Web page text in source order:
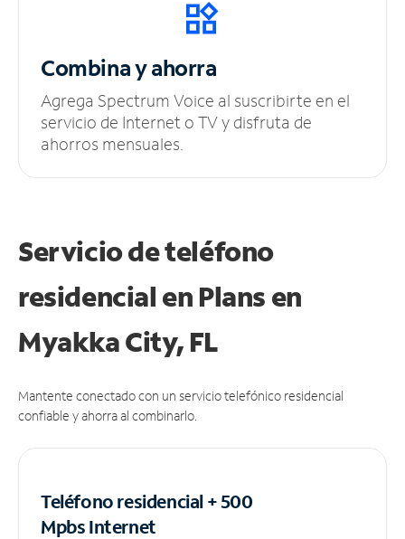
Combina y ahorra
Agrega Spectrum Voice al suscribirte en el
servicio de Internet o TV y disfruta de
ahorros mensuales.
Servicio de teléfono
residencial en Plans en
Myakka City, FL
Mantente conectado con un servicio telefónico residencial
confiable y ahorra al combinarlo.
Teléfono residencial + 500
MpbsInternet